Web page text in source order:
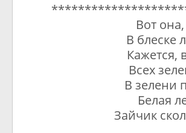
Вот
В блеске
Кажется,
Всех
В зелени
Белая
Зайчик